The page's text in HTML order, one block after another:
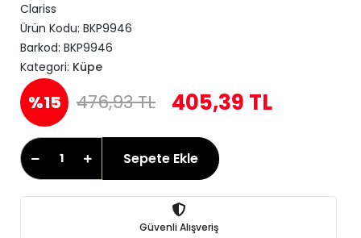
Clariss
Ürün Kodu: BKP9946
Barkod: BKP9946
Kategori: Küpe
%15 476,93 TL 405,39 TL
Sepete Ekle
Güvenli Alışveriş